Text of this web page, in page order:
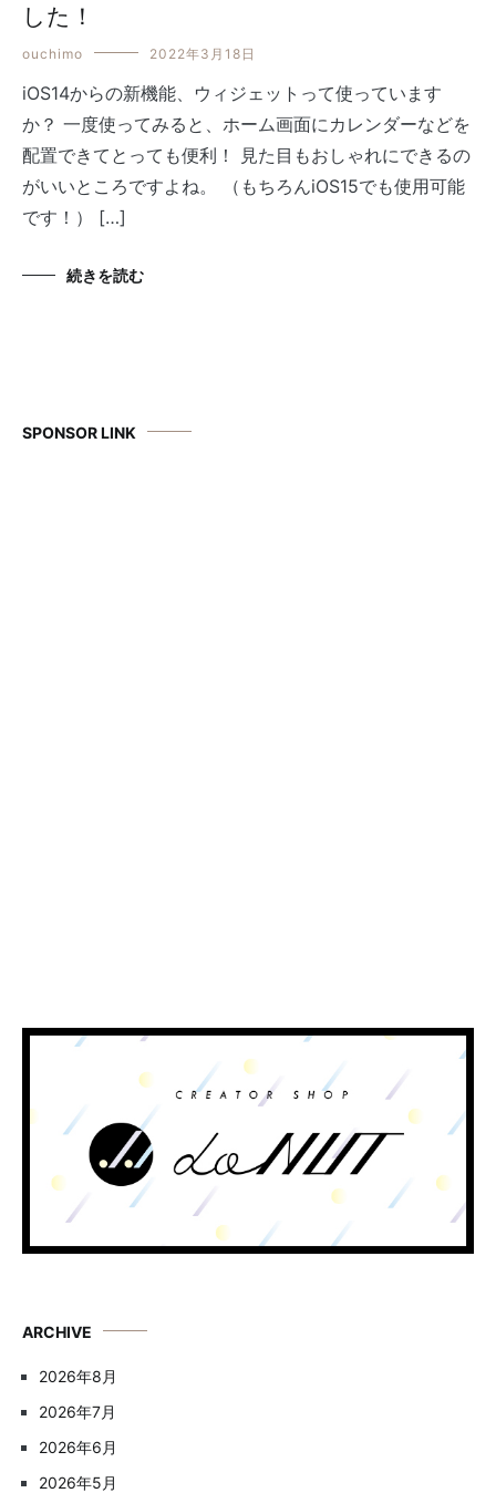
した！
ouchimo 2022年3月18日
iOS14からの新機能、ウィジェットって使っています
か？ 一度使ってみると、ホーム画面にカレンダーなどを
配置できてとっても便利！ 見た目もおしゃれにできるの
がいいところですよね。 （もちろんiOS15でも使用可能
です！） […]
続きを読む
SPONSOR LINK
ARCHIVE
2026年8月
2026年7月
2026年6月
2026年5月